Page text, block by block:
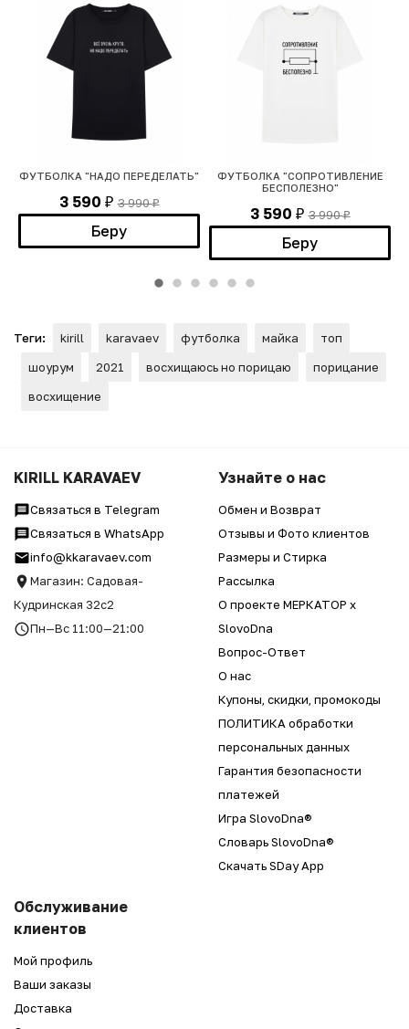
ФУТБОЛКА "НАДО ПЕРЕДЕЛАТЬ"
3 590 ₽ 3 990₽
Беру
ФУТБОЛКА "СОПРОТИВЛЕНИЕ
БЕСПОЛЕЗНО"
3 590 ₽ 3 990₽
Беру
Теги: kirill karavaev футболка майка
топ
шоурум
2021 восхищаюсь но порицаю
порицание
восхищение
KIRILL KARAVAEV
Связаться в Telegram
Связаться в WhatsApp
info@kkaravaev.com
Магазин: Садовая-
Кудринская 32с2
Пн—Вс 11:00—21:00
Узнайте о нас
Обмен и Возврат
Отзывы и Фото клиентов
Размеры и Стирка
Рассылка
О проекте МЕРКАТОР x
SlovoDna
Вопрос-Ответ
О нас
Купоны, скидки, промокоды
ПОЛИТИКА обработки
персональных данных
Гарантия безопасности
платежей
Игра SlovoDna®
Словарь SlovoDna®
Скачать SDay App
Обслуживание
клиентов
Мой профиль
Ваши заказы
Доставка